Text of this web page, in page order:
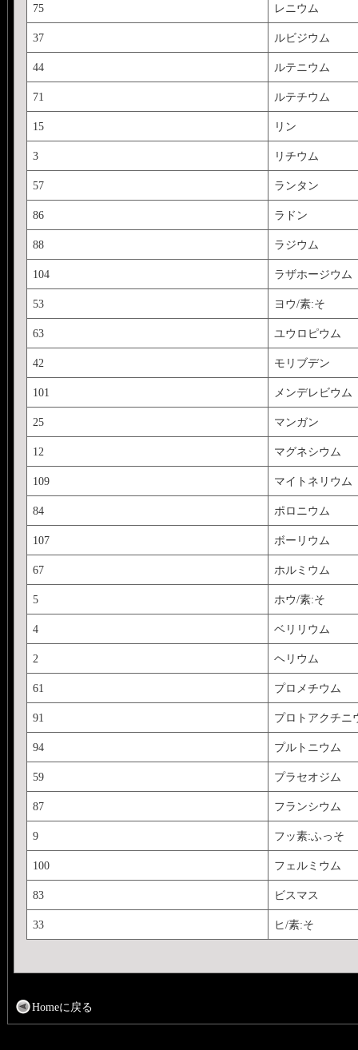
75 レニウム
37 ルビジウム
44 ルテニウム
71 ルテチウム
15 リン
3 リチウム
57 ランタン
86 ラドン
88 ラジウム
104 ラザホージウム
53 ヨウ/素:そ
63 ユウロピウム
42 モリブデン
101 メンデレビウム
25 マンガン
12 マグネシウム
109 マイトネリウム
84 ポロニウム
107 ボーリウム
67 ホルミウム
5 ホウ/素:そ
4 ベリリウム
2 ヘリウム
61 プロメチウム
91 プロトアクチニ
94 プルトニウム
59 プラセオジム
87 フランシウム
9 フッ素:ふっそ
100 フェルミウム
83 ビスマス
33 ヒ/素:そ
Homeに戻る